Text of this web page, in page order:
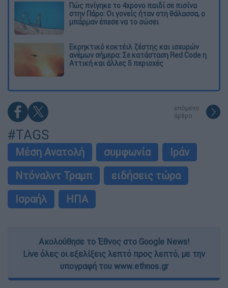
Πώς πνίγηκε το 4χρονο παιδί σε πισίνα
στην Πάρο: Οι γονείς ήταν στη θάλασσα, ο
μπάρμαν έπεσε να το σώσει
Εκρηκτικό κοκτέιλ ζέστης και ισχυρών
ανέμων σήμερα: Σε κατάσταση Red Code η
Αττική και άλλες 5 περιοχές
επόμενο
άρθρο
#TAGS
Μέση Ανατολή συμφωνία
Ιράν
Ντόναλντ Τραμπ
ειδήσεις τώρα
Ισραήλ
ΗΠΑ
Ακολούθησε το Έθνος στο Google News!
Live όλες οι εξελίξεις λεπτό προς λεπτό, με την
υπογραφή του www.ethnos.gr